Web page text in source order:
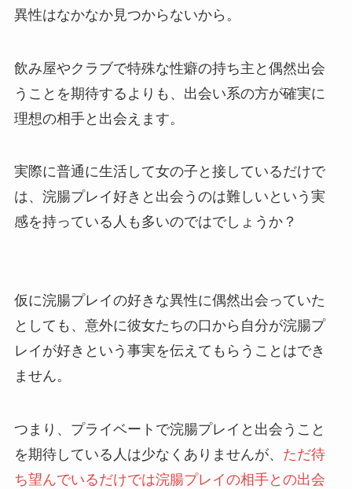
異性はなかなか見つからないから。
飲み屋やクラブで特殊な性癖の持ち主と偶然出会
うことを期待するよりも、出会い系の方が確実に
理想の相手と出会えます。
実際に普通に生活して女の子と接しているだけで
は、浣腸プレイ好きと出会うのは難しいという実
感を持っている人も多いのではでしょうか？
仮に浣腸プレイの好きな異性に偶然出会っていた
としても、意外に彼女たちの口から自分が浣腸プ
レイが好きという事実を伝えてもらうことはでき
ません。
つまり、プライベートで浣腸プレイと出会うこと
を期待している人は少なくありませんが、 ただ待
ち望んでいるだけでは浣腸プレイの相手との出会